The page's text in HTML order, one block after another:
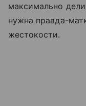
максимально
нужна правда-
жестокости.